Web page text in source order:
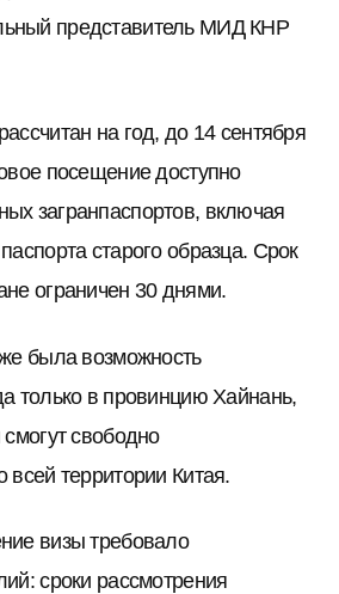
представитель МИД КНР
на год, до 14 сентября
посещение доступно
загранпаспортов, включая
старого образца. Срок
ограничен 30 днями.
была возможность
только в провинцию Хайнань,
свободно
всей территории Китая.
визы требовало
сроки рассмотрения